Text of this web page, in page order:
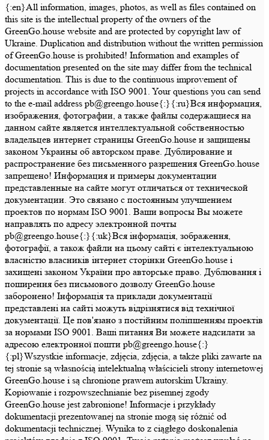
{:en}All information, images, photos, as well as files contained on
this site is the intellectual property of the owners of the
GreenGo.house website and are protected by copyright law of
Ukraine. Duplication and distribution without the written permission
of GreenGo.house is prohibited! Information and examples of
documentation presented on the site may differ from the technical
documentation. This is due to the continuous improvement of
projects in accordance with ISO 9001. Your questions you can send
to the e-mail address pb@greengo.house{:}{:ru}Вся информация,
изображения, фотографии, а также файлы содержащиеся на
данном сайте является интеллектуальной собственностью
владельцев интернет страницы GreenGo.house и защищены
законом Украины об авторском праве. Дублирование и
распространение без письменного разрешения GreenGo.house
запрещено! Информация и примеры документации
представленные на сайте могут отличаться от технической
документации. Это связано с постоянным улучшением
проектов по нормам ISO 9001. Ваши вопросы Вы можете
направлять по адресу электронной почты
pb@greengo.house{:}{:uk}Вся інформація, зображення,
фотографії, а також файли на цьому сайті є інтелектуальною
власністю власників інтернет сторінки GreenGo.house і
захищені законом України про авторське право. Дублювання і
поширення без письмового дозволу GreenGo.house
заборонено! Інформація та приклади документації
представлені на сайті можуть відрізнятися від технічної
документації. Це пов'язано з постійним поліпшенням проектів
за нормами ISO 9001. Ваші питання Ви можете надсилати за
адресою електронної пошти pb@greengo.house{:}
{:pl}Wszystkie informacje, zdjęcia, zdjęcia, a także pliki zawarte na
tej stronie są własnością intelektualną właścicieli strony internetowej
GreenGo.house i są chronione prawem autorskim Ukrainy.
Kopiowanie i rozpowszechnianie bez pisemnej zgody
GreenGo.house jest zabronione! Informacje i przykłady
dokumentacji prezentowanej na stronie mogą się różnić od
dokumentacji technicznej. Wynika to z ciągłego doskonalenia